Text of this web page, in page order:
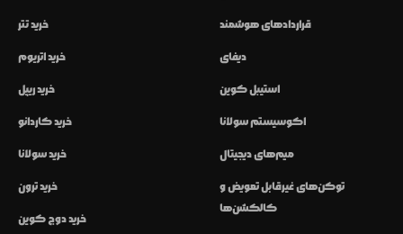
خرید تتر
خرید اتریوم
خرید ریپل
خرید کاردانو
خرید سولانا
خرید ترون
خرید دوج کوین
قراردادهای هوشمند
دیفای
استیبل کوین
اکوسیستم سولانا
میم‌های دیجیتال
توکن‌های غیرقابل تعویض و
کالکشن‌ها